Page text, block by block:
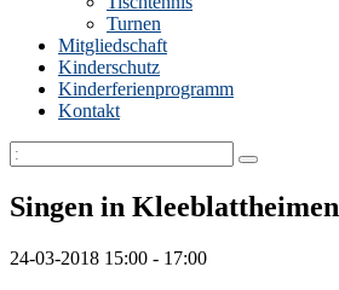
Turnen
Mitgliedschaft
Kinderschutz
Kinderferienprogramm
Kontakt
Singen in Kleeblattheimen
24-03-2018 15:00 - 17:00